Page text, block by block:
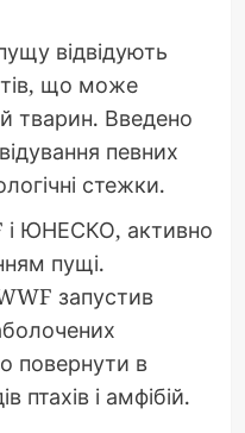
відвідують
що може
тварин. Введено
певних
стежки.
і ЮНЕСКО, активно
пущі.
запустив
повернути в
птахів і амфібій.